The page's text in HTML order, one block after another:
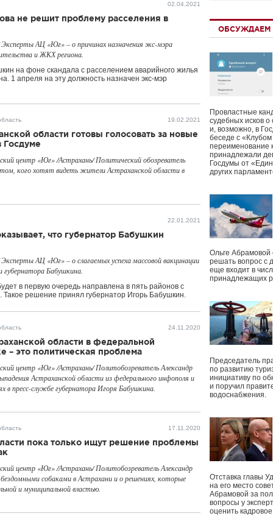
02.04.2021
не решит проблему расселения в
АЦ «Юг» – о причинах назначения экс-мэра
и ЖКХ региона.
на фоне скандала с расселением аварийного жилья
1 апреля на эту должность назначен экс-мэр
19.02.2021
области готовы голосовать за новые
Госдуме
центр «Юг» /Астрахань/ Политический обозреватель
кого хотят видеть жители Астраханской области в
22.01.2021
что губернатор Бабушкин
АЦ «Юг» – о слагаемых успеха массовой вакцинации
губернатора Бабушкина.
в первую очередь направлена в пять районов с
решение принял губернатор Игорь Бабушкин.
24.11.2020
области в федеральной
– это политическая проблема
центр «Юг» /Астрахань/ Политобозреватель Александр
Астраханской области из федерального инфополя и
в пресс-службе губернатора Игоря Бабушкина.
17.11.2020
пока только ищут решение проблемы
центр «Юг» /Астрахань/ Политобозреватель Александр
собаками в Астрахани и о решениях, которые
и муниципальной властью.
ОБСУЖДАЕМ
Провластные
судебных исков
и, возможно, в
беседе с
переименование
принадлежали
Госдумы от
других
Ольге Абрамовой
решать вопрос с
еще входит в
принадлежащих
Председатель
по развитию
инициативу по
и поручил
водоснабжения.
Отставка главы
на его место
Абрамовой за
вопросы у
оценить